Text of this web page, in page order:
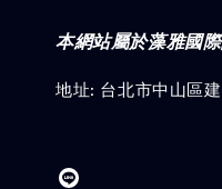
本網站屬於藻雅國
地址: 台北市中山區